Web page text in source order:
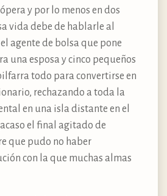
y por lo menos en dos
vida debe de hablarle al
agente de bolsa que pone
una esposa y cinco pequeños
todo para convertirse en
rechazando a toda la
en una isla distante en el
el final agitado de
que pudo no haber
con la que muchas almas